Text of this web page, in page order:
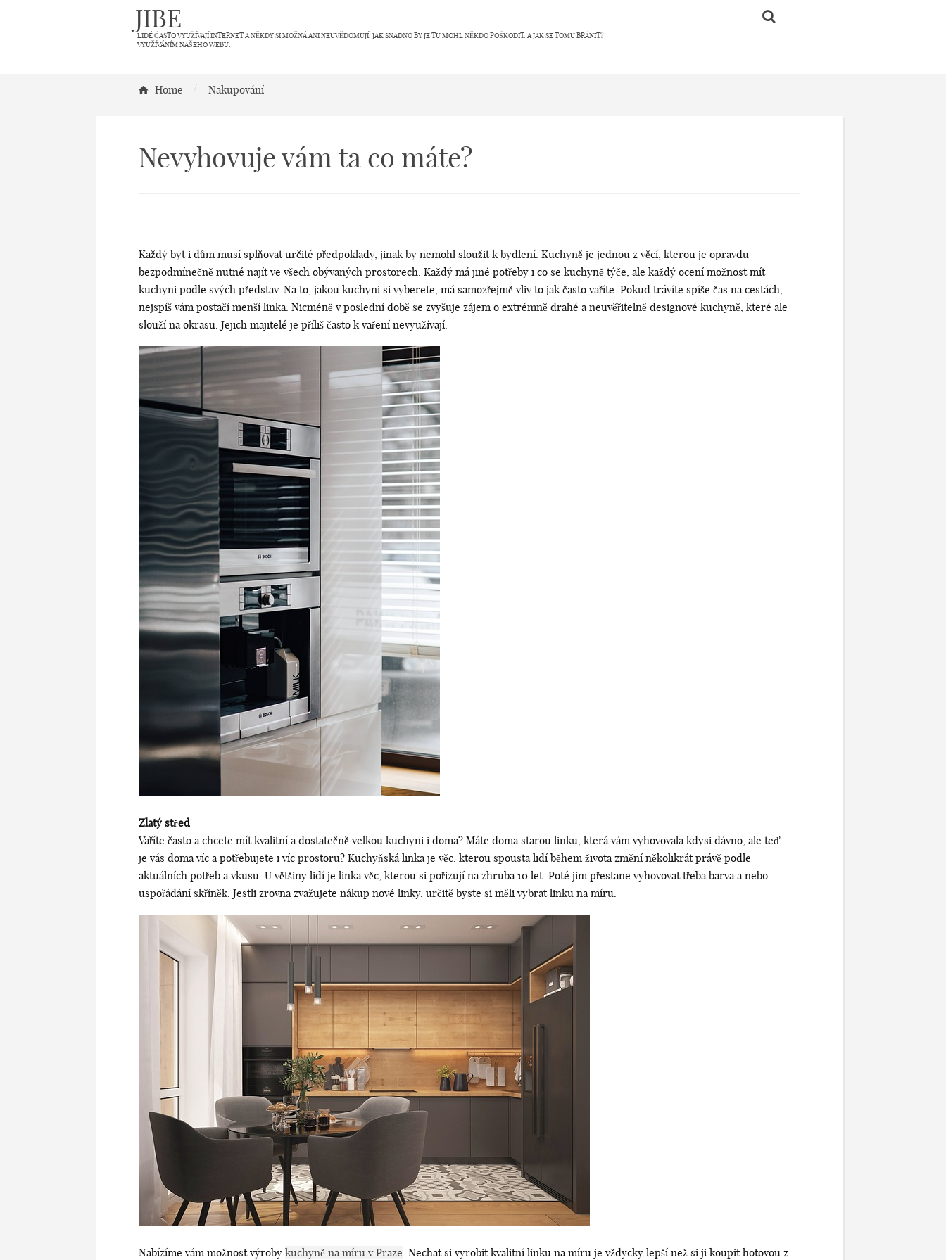
JIBE
LIDÉ ČASTO VYUŽÍVAJÍ INTERNET A NĚKDY SI MOŽNÁ ANI NEUVĚDOMUJÍ, JAK SNADNO BY JE TU MOHL NĚKDO POŠKODIT. A JAK SE TOMU BRÁNIT?
VYUŽÍVÁNÍM NAŠEHO WEBU.
Home / Nakupování
Nevyhovuje vám ta co máte?
Každý byt i dům musí splňovat určité předpoklady, jinak by nemohl sloužit k bydlení. Kuchyně je jednou z věcí, kterou je opravdu
bezpodmínečně nutné najít ve všech obývaných prostorech. Každý má jiné potřeby i co se kuchyně týče, ale každý ocení možnost mít
kuchyni podle svých představ. Na to, jakou kuchyni si vyberete, má samozřejmě vliv to jak často vaříte. Pokud trávíte spíše čas na cestách,
nejspíš vám postačí menší linka. Nicméně v poslední době se zvyšuje zájem o extrémně drahé a neuvěřitelně designové kuchyně, které ale
slouží na okrasu. Jejich majitelé je příliš často k vaření nevyužívají.
Zlatý střed
Vaříte často a chcete mít kvalitní a dostatečně velkou kuchyni i doma? Máte doma starou linku, která vám vyhovovala kdysi dávno, ale teď
je vás doma víc a potřebujete i víc prostoru? Kuchyňská linka je věc, kterou spousta lidí během života změní několikrát právě podle
aktuálních potřeb a vkusu. U většiny lidí je linka věc, kterou si pořizují na zhruba 10 let. Poté jim přestane vyhovovat třeba barva a nebo
uspořádání skříněk. Jestli zrovna zvažujete nákup nové linky, určitě byste si měli vybrat linku na míru.
Nabízíme vám možnost výroby kuchyně na míru v Praze . Nechat si vyrobit kvalitní linku na míru je vždycky lepší než si ji koupit hotovou z